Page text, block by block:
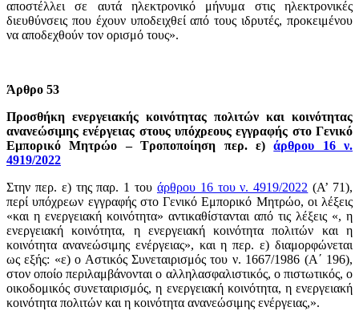
αποστέλλει σε αυτά ηλεκτρονικό μήνυμα στις ηλεκτρονικές
διευθύνσεις που έχουν υποδειχθεί από τους ιδρυτές, προκειμένου
να αποδεχθούν τον ορισμό τους».
Άρθρο 53
Προσθήκη ενεργειακής κοινότητας πολιτών και κοινότητας
ανανεώσιμης ενέργειας στους υπόχρεους εγγραφής στο Γενικό
Εμπορικό Μητρώο – Τροποποίηση περ. ε)άρθρου 16 ν.
4919/2022
Στην περ. ε) της παρ. 1 του άρθρου 16 του ν. 4919/2022 (Α’ 71),
περί υπόχρεων εγγραφής στο Γενικό Εμπορικό Μητρώο, οι λέξεις
«και η ενεργειακή κοινότητα» αντικαθίστανται από τις λέξεις «, η
ενεργειακή κοινότητα, η ενεργειακή κοινότητα πολιτών και η
κοινότητα ανανεώσιμης ενέργειας», και η περ. ε) διαμορφώνεται
ως εξής: «ε) ο Αστικός Συνεταιρισμός του ν. 1667/1986 (Α΄ 196),
στον οποίο περιλαμβάνονται ο αλληλασφαλιστικός, ο πιστωτικός, ο
οικοδομικός συνεταιρισμός, η ενεργειακή κοινότητα, η ενεργειακή
κοινότητα πολιτών και η κοινότητα ανανεώσιμης ενέργειας,».